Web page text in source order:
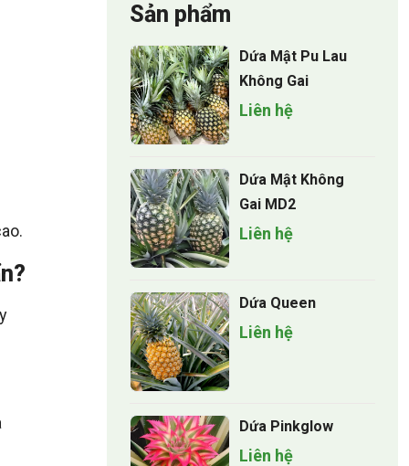
Sản phẩm
Dứa Mật Pu Lau
Không Gai
Liên hệ
Dứa Mật Không
Gai MD2
Liên hệ
Dứa Queen
Liên hệ
Dứa Pinkglow
Liên hệ